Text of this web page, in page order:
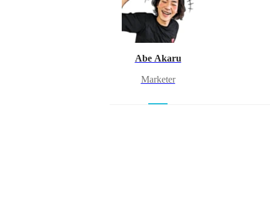
Abe Akaru
Marketer